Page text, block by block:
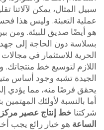
يمكن لآلاتنا تقليل
التعبئة. وليس هذا فحسب،
صديق للبيئة. ومن بين
دون الحاجة إلى جهد بدني
للاستثمار في مجالات
لتوسيع خط منتجاتك.
تشبه وجود أساس متين
فرصًا منه، مما يؤدي إلى
لأولئك المهتمين بتوسيع
هو خيار رائع يجب أخذه بعين